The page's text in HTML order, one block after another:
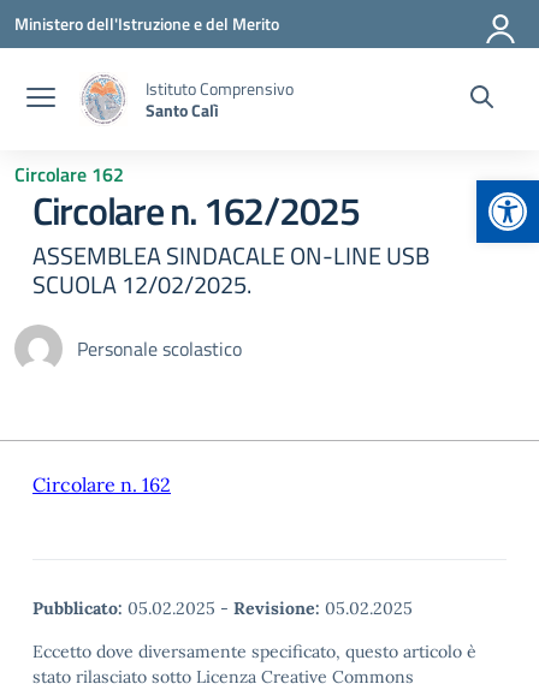
Vai ai contenuti
Vai al menu di navigazione
Vai al footer
Ministero dell'Istruzione e del Merito
Istituto Comprensivo
Santo Calì
Circolare 162
Circolare n. 162/2025
ASSEMBLEA SINDACALE ON-LINE USB
SCUOLA 12/02/2025.
Personale scolastico
Circolare n. 162
Pubblicato: 05.02.2025 - Revisione: 05.02.2025
Eccetto dove diversamente specificato, questo articolo è
stato rilasciato sotto Licenza Creative Commons